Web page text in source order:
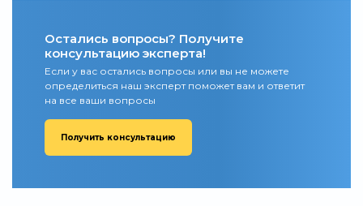
Остались вопросы? Получите
консультацию эксперта!
Если у вас остались вопросы или вы не можете
определиться наш эксперт поможет вам и ответит
на все ваши вопросы
Получить консультацию